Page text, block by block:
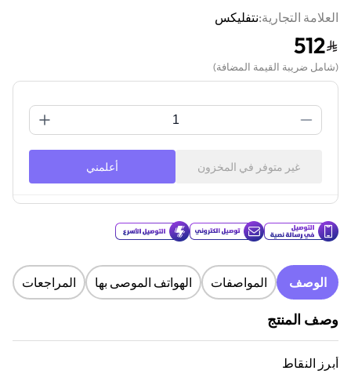
العلامة التجارية:نتفليكس
512
(شامل ضريبة القيمة المضافة)
غير متوفر في المخزون أعلمني
الوصف المواصفات الهواتف الموصى بها المراجعات
وصف المنتج
أبرز النقاط